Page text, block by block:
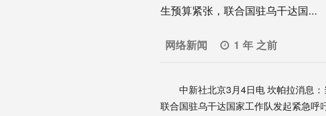
生预算紧张，联合国驻乌干达国...
网络新闻 1 年 之前
中新社北京3月4日电 坎帕拉消息：
联合国驻乌干达国家工作队发起紧急呼